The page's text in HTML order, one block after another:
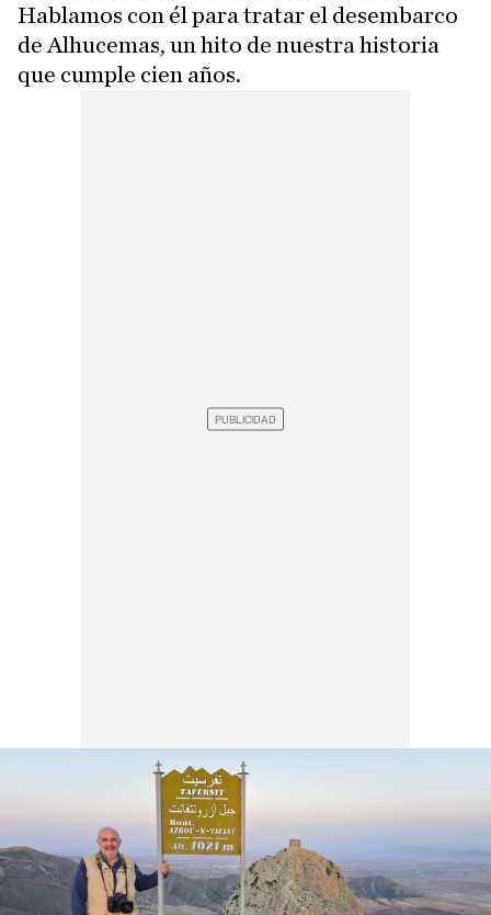
Hablamos con él para tratar el desembarco
de Alhucemas, un hito de nuestra historia
que cumple cien años.